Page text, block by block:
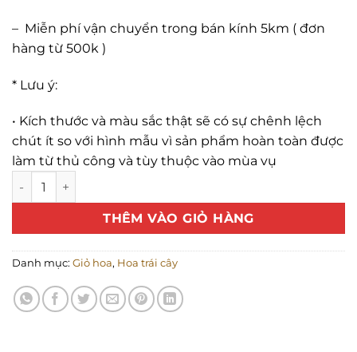
– Miễn phí vận chuyển trong bán kính 5km ( đơn
hàng từ 500k )
* Lưu ý:
• Kích thước và màu sắc thật sẽ có sự chênh lệch
chút ít so với hình mẫu vì sản phẩm hoàn toàn được
làm từ thủ công và tùy thuộc vào mùa vụ
Giỏ nho xanh mix hoa số lượng
THÊM VÀO GIỎ HÀNG
Danh mục: Giỏ hoa, Hoa trái cây